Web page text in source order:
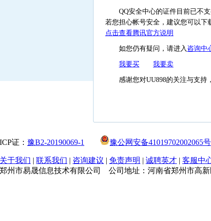
QQ安全中心的证件目前已不
若您担心帐号安全，建议您可以下
点击查看腾讯官方说明
如您仍有疑问，请进入 咨询中
我要买 我要卖
感谢您对UU898的关注与支持